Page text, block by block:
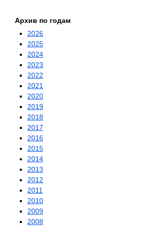
Архив по годам
2026
2025
2024
2023
2022
2021
2020
2019
2018
2017
2016
2015
2014
2013
2012
2011
2010
2009
2008